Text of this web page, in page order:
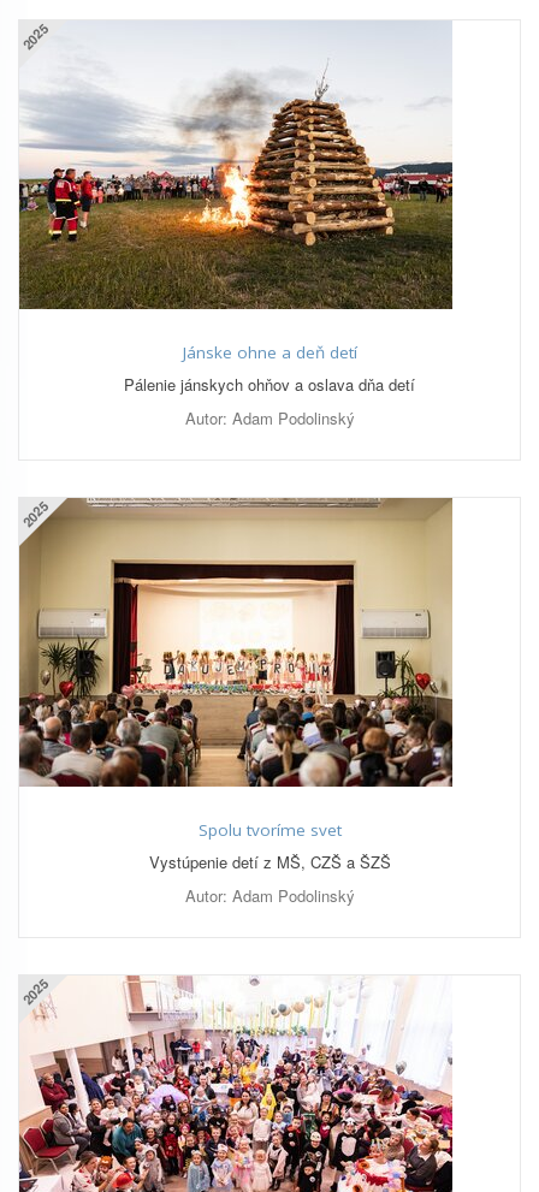
2025
Jánske ohne a deň detí
Pálenie jánskych ohňov a oslava dňa detí
Autor: Adam Podolinský
2025
Spolu tvoríme svet
Vystúpenie detí z MŠ, CZŠ a ŠZŠ
Autor: Adam Podolinský
2025